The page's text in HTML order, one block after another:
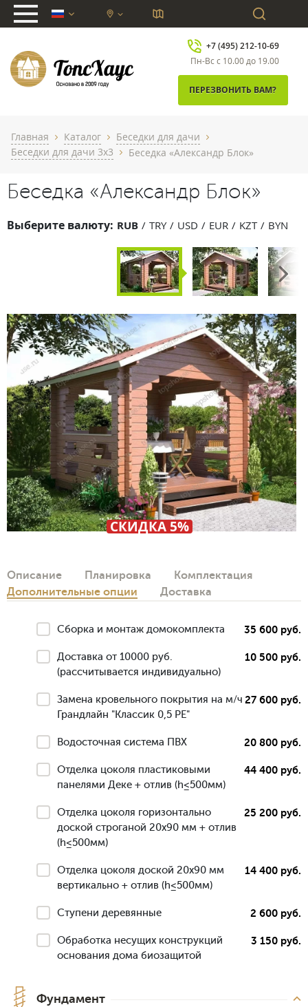
chevron_down
+7 (495) 212-10-69
Пн-Вс с 10.00 до 19.00
ПЕРЕЗВОНИТЬ ВАМ?
Главная chevron_right Каталог chevron_right Беседки для дачи chevron_right
Беседки для дачи 3х3 chevron_right Беседка «Александр Блок»
Беседка «Александр Блок»
Выберите валюту: RUB TRY USD EUR KZT BYN
Next
СКИДКА 5%
Описание Планировка
Комплектация
Дополнительные опции
Доставка
Сборка и монтаж домокомплекта 35 600 руб.
Доставка от 10000 руб.
(рассчитывается индивидуально)
10 500 руб.
Замена кровельного покрытия на м/ч
Грандлайн "Классик 0,5 РЕ"
27 600 руб.
Водосточная система ПВХ 20 800 руб.
Отделка цоколя пластиковыми
панелями Деке + отлив (h≤500мм)
44 400 руб.
Отделка цоколя горизонтально
доской строганой 20х90 мм + отлив
(h≤500мм)
25 200 руб.
Отделка цоколя доской 20х90 мм
вертикально + отлив (h≤500мм)
14 400 руб.
Ступени деревянные 2 600 руб.
Обработка несущих конструкций
основания дома биозащитой
3 150 руб.
Фундамент